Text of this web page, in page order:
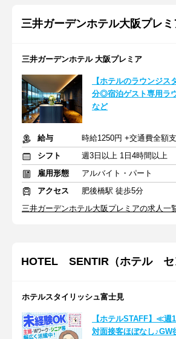
三井ガーデンホテル大阪プレミ
三井ガーデンホテル 大阪プレミア
【ホテルのラウンジス
分◎宿泊ゲスト専用ラ
など
給与
時給1250円 +交通費全額
シフト
週3日以上 1日4時間以上
雇用形態
アルバイト・パート
アクセス
肥後橋駅 徒歩5分
三井ガーデンホテル大阪プレミアの求人一
HOTEL SENTIR（ホテル セ
ホテルスタイリッシュ富士見
【ホテルSTAFF】≪
対面接客ほぼなし♪GW